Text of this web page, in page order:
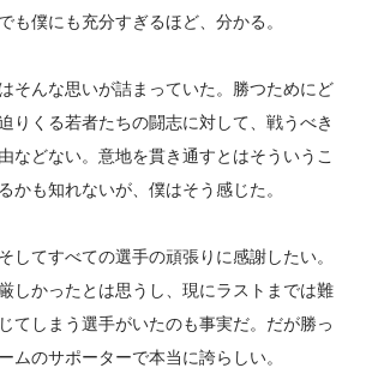
も僕にも充分すぎるほど、分かる。
そんな思いが詰まっていた。勝つためにど
りくる若者たちの闘志に対して、戦うべき
などない。意地を貫き通すとはそういうこ
かも知れないが、僕はそう感じた。
してすべての選手の頑張りに感謝したい。
しかったとは思うし、現にラストまでは難
てしまう選手がいたのも事実だ。だが勝っ
ムのサポーターで本当に誇らしい。